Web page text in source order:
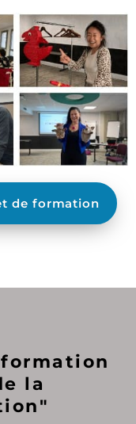
de formation
la